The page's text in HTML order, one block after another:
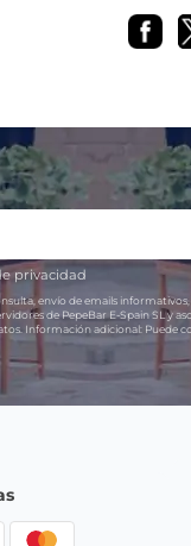
privacidad
envío de emails
de PepeBar E-Spain SL y
Información adicional:Puede